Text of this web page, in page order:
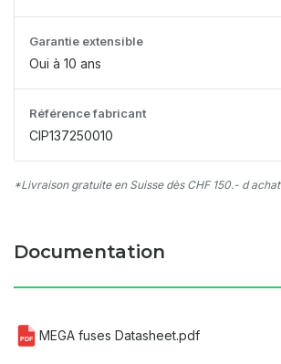
Garantie extensible
Oui à 10 ans
Référence fabricant
CIP137250010
*Livraison gratuite en Suisse dès CHF 150.- d achat
Documentation
PDF MEGA fuses Datasheet.pdf